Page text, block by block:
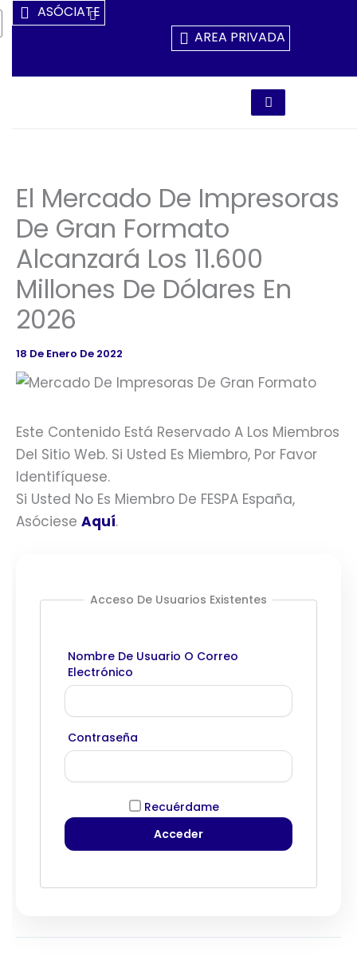
Ir
Al
ASÓCIATE
AREA PRIVADA
El Mercado De Impresoras
De Gran Formato
Alcanzará Los 11.600
Millones De Dólares En
2026
18 De Enero De 2022
Este Contenido Está Reservado A Los Miembros
Del Sitio Web. Si Usted Es Miembro, Por Favor
Identifíquese.
Si Usted No Es Miembro De FESPA España,
Asóciese Aquí.
Acceso De Usuarios Existentes
Nombre De Usuario O Correo
Electrónico
Contraseña
Recuérdame